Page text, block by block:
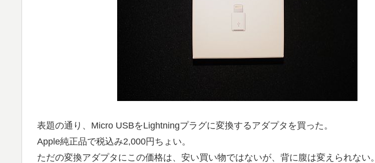
表題の通り、Micro USBをLightningプラグに変換するアダプタを買った。
Apple純正品で税込み2,000円ちょい。
ただの変換アダプタにこの価格は、安い買い物ではないが、背に腹は変えられない。